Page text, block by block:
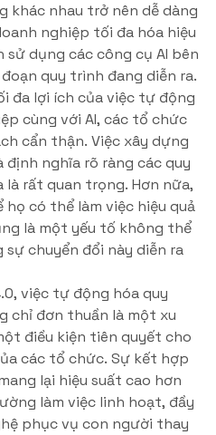
khác nhau trở nên dễ dàng
nghiệp tối đa hóa hiệu
dụng các công cụ AI bên
quy trình đang diễn ra.
đa lợi ích của việc tự động
cùng với AI, các tổ chức
cẩn thận. Việc xây dựng
nghĩa rõ ràng các quy
rất quan trọng. Hơn nữa,
có thể làm việc hiệu quả
là một yếu tố không thể
chuyển đổi này diễn ra
việc tự động hóa quy
chỉ đơn thuần là một xu
điều kiện tiên quyết cho
các tổ chức. Sự kết hợp
lại hiệu suất cao hơn
làm việc linh hoạt, đầy
phục vụ con người thay